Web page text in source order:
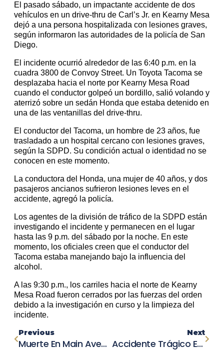
El pasado sábado, un impactante accidente de dos
vehículos en un drive-thru de Carl’s Jr. en Kearny Mesa
dejó a una persona hospitalizada con lesiones graves,
según informaron las autoridades de la policía de San
Diego.
El incidente ocurrió alrededor de las 6:40 p.m. en la
cuadra 3800 de Convoy Street. Un Toyota Tacoma se
desplazaba hacia el norte por Kearny Mesa Road
cuando el conductor golpeó un bordillo, salió volando y
aterrizó sobre un sedán Honda que estaba detenido en
una de las ventanillas del drive-thru.
El conductor del Tacoma, un hombre de 23 años, fue
trasladado a un hospital cercano con lesiones graves,
según la SDPD. Su condición actual o identidad no se
conocen en este momento.
La conductora del Honda, una mujer de 40 años, y dos
pasajeros ancianos sufrieron lesiones leves en el
accidente, agregó la policía.
Los agentes de la división de tráfico de la SDPD están
investigando el incidente y permanecen en el lugar
hasta las 9 p.m. del sábado por la noche. En este
momento, los oficiales creen que el conductor del
Tacoma estaba manejando bajo la influencia del
alcohol.
A las 9:30 p.m., los carriles hacia el norte de Kearny
Mesa Road fueron cerrados por las fuerzas del orden
debido a la investigación en curso y la limpieza del
incidente.
Previous
Muerte En Main Avenue: Trágico Accidente En Orangevale Con Un Peatón De 40 Años
Next
Accidente Trágico En Oroville: Pérdida De Vida En Colisión En Autopista 99 Estremece A La Ciudad